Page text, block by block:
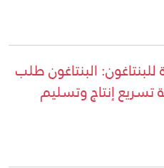
البنتاغون طلب
تسريع إنتاج وتسليم